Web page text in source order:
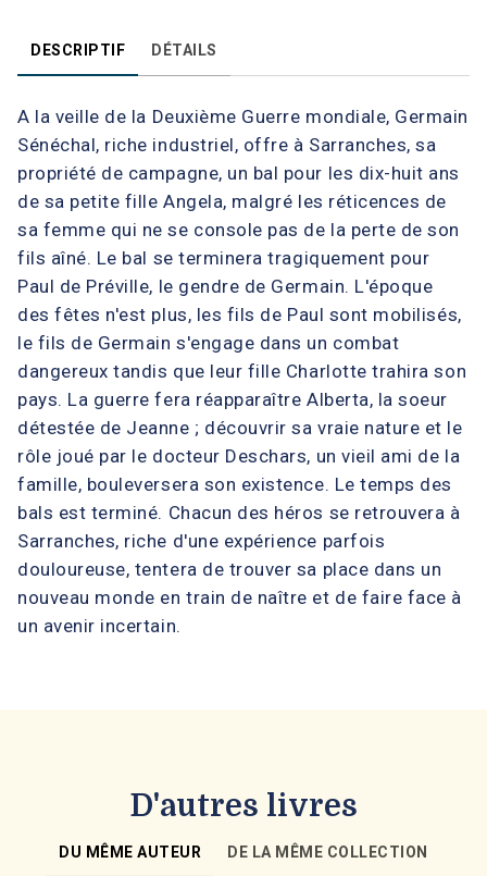
DESCRIPTIF DÉTAILS
A la veille de la Deuxième Guerre mondiale, Germain
Sénéchal, riche industriel, offre à Sarranches, sa
propriété de campagne, un bal pour les dix-huit ans
de sa petite fille Angela, malgré les réticences de
sa femme qui ne se console pas de la perte de son
fils aîné. Le bal se terminera tragiquement pour
Paul de Préville, le gendre de Germain. L'époque
des fêtes n'est plus, les fils de Paul sont mobilisés,
le fils de Germain s'engage dans un combat
dangereux tandis que leur fille Charlotte trahira son
pays. La guerre fera réapparaître Alberta, la soeur
détestée de Jeanne ; découvrir sa vraie nature et le
rôle joué par le docteur Deschars, un vieil ami de la
famille, bouleversera son existence. Le temps des
bals est terminé. Chacun des héros se retrouvera à
Sarranches, riche d'une expérience parfois
douloureuse, tentera de trouver sa place dans un
nouveau monde en train de naître et de faire face à
un avenir incertain.
D'autres livres
DU MÊME AUTEUR DE LA MÊME COLLECTION